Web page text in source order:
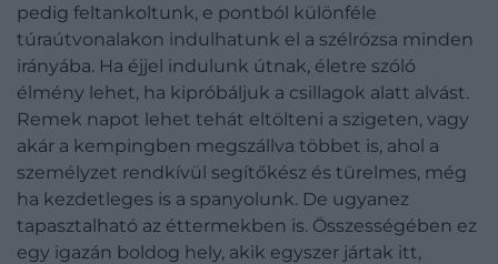
pedig feltankoltunk, e pontból különféle
túraútvonalakon indulhatunk el a szélrózsa minden
irányába. Ha éjjel indulunk útnak, életre szóló
élmény lehet, ha kipróbáljuk a csillagok alatt alvást.
Remek napot lehet tehát eltölteni a szigeten, vagy
akár a kempingben megszállva többet is, ahol a
személyzet rendkívül segítőkész és türelmes, még
ha kezdetleges is a spanyolunk. De ugyanez
tapasztalható az éttermekben is. Összességében ez
egy igazán boldog hely, akik egyszer jártak itt,